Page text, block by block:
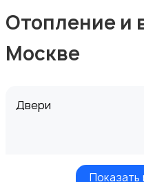
Отопление и
Москве
Двери
Показать